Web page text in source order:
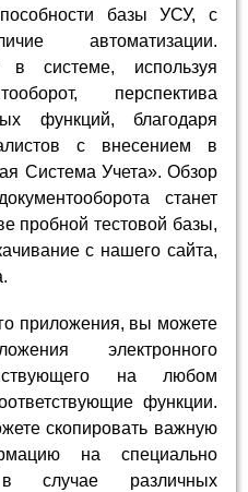
базы УСУ, с
автоматизации.
в системе, используя
перспектива
функций, благодаря
с внесением в
Система Учета». Обзор
станет
пробной тестовой базы,
с нашего сайта,
приложения, вы можете
электронного
на любом
функции.
скопировать важную
на специально
случае различных